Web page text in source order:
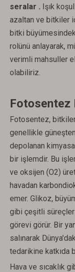
seralar . Işık
azaltan ve bitkiler
bitki
rolünü anlayarak,
verimli mahsuller
olabiliriz.
Fotosentez
Fotosentez,
genellikle
depolanan
bir işlemdir. Bu
ve oksijen (O2)
havadan
emer. Glikoz,
gibi çeşitli
görevi görür. Bir
salınarak
tedarikine katkıda
Hava ve sıcaklık